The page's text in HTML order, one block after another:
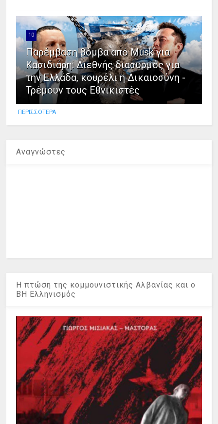
10
Παρέμβαση βόμβα από Musk για
Κασιδιάρη: Διεθνής διασυρμός για
την Ελλάδα, κουρέλι η Δικαιοσύνη -
Τρέμουν τους Εθνικιστές
ΠΕΡΙΣΣΟΤΕΡΑ
Αναγνώστες
Η πτώση της κομμουνιστικής Αλβανίας και ο
ΒΗ Ελληνισμός